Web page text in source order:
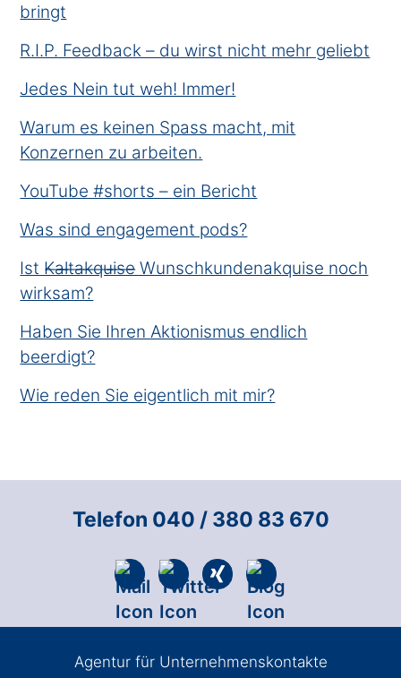
bringt
R.I.P. Feedback – du wirst nicht mehr geliebt
Jedes Nein tut weh! Immer!
Warum es keinen Spass macht, mit
Konzernen zu arbeiten.
YouTube #shorts – ein Bericht
Was sind engagement pods?
Ist K̶a̶l̶t̶a̶k̶q̶u̶i̶s̶e̶ Wunschkundenakquise noch
wirksam?
Haben Sie Ihren Aktionismus endlich
beerdigt?
Wie reden Sie eigentlich mit mir?
Telefon 040 / 380 83 670
Agentur für Unternehmenskontakte